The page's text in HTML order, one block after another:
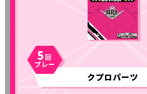
5
クプロパーツ